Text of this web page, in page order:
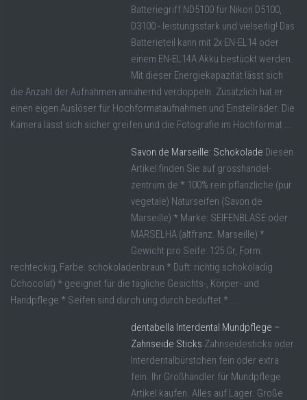
Batteriegriff ND5100 für Nikon D5100,
D3100 - leistungsstark und vielseitig! Das
Batterieteil kann mit 2x EN-EL14 oder
einem EN-EL14A Akku bestückt werden.
Mit dieser Energiekapazität lässt sich
die Anzahl der Aufnahmen annähernd verdoppeln. Zusätzlich hat er
einen eigen Auslöser für Hochformataufnahmen und Einstellräder. Die
Kamera lässt sich sicher greifen und die Fotografie im Hochformat ...
Savon de Marseille: Schokolade Diesen
Artikel finden Sie auf grosshandel-
zentrum.de * 100% rein pflanzliche (pur
vegetale) Naturseifen (Savon de
Marseille) * Marke: SEIFENBLASE oder
MARSELHA (altfranz. Marseille) *
Gewicht pro Seife: 125 Gr, Form:
rechteckig, Farbe: schokoladenbraun * Duft: richtig schokoladig
Cchocolat) * geeignet für die tägliche Gesichts-, Körper- und
Handpflege * Seifen sind durch ung durch beduftet * ...
dentabella Interdental Mundpflege –
Zahnseide Sticks Zahnseidesticks oder
Interdentalbürstchen fein oder extra
fein. Ihr Großhändler für Mundpflege
Artikel kaufen. Alles auf Lager. Große